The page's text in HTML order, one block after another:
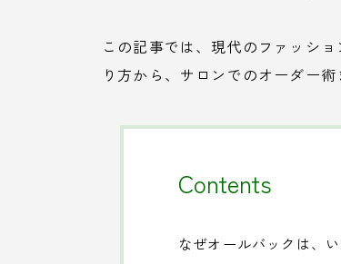
この記事では、現代のファッシ
り方から、サロンでのオーダー
Contents
なぜオールバックは、